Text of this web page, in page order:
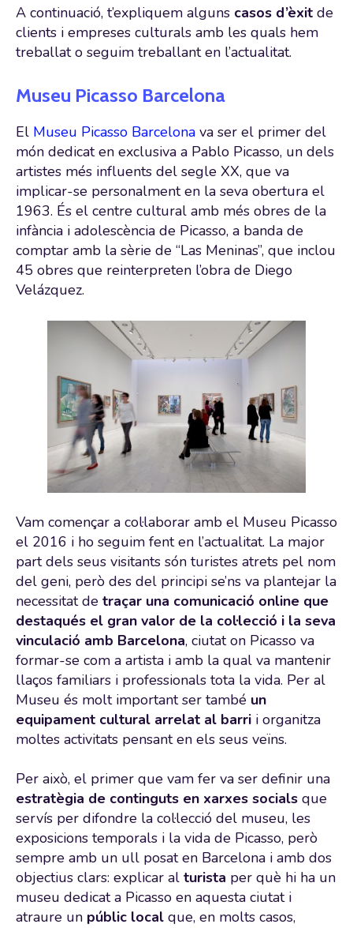
A continuació, t’expliquem alguns casos d’èxit de
clients i empreses culturals amb les quals hem
treballat o seguim treballant en l’actualitat.
Museu Picasso Barcelona
El Museu Picasso Barcelona va ser el primer del
món dedicat en exclusiva a Pablo Picasso, un dels
artistes més influents del segle XX, que va
implicar-se personalment en la seva obertura el
1963. És el centre cultural amb més obres de la
infància i adolescència de Picasso, a banda de
comptar amb la sèrie de “Las Meninas”, que inclou
45 obres que reinterpreten l’obra de Diego
Velázquez.
Vam començar a col·laborar amb el Museu Picasso
el 2016 i ho seguim fent en l’actualitat. La major
part dels seus visitants són turistes atrets pel nom
del geni, però des del principi se’ns va plantejar la
necessitat de traçar una comunicació online que
destaqués el gran valor de la col·lecció i la seva
vinculació amb Barcelona, ciutat on Picasso va
formar-se com a artista i amb la qual va mantenir
llaços familiars i professionals tota la vida. Per al
Museu és molt important ser també un
equipament cultural arrelat al barri i organitza
moltes activitats pensant en els seus veïns.
Per això, el primer que vam fer va ser definir una
estratègia de continguts en xarxes socials que
servís per difondre la col·lecció del museu, les
exposicions temporals i la vida de Picasso, però
sempre amb un ull posat en Barcelona i amb dos
objectius clars: explicar al turista per què hi ha un
museu dedicat a Picasso en aquesta ciutat i
atraure un públic local que, en molts casos,